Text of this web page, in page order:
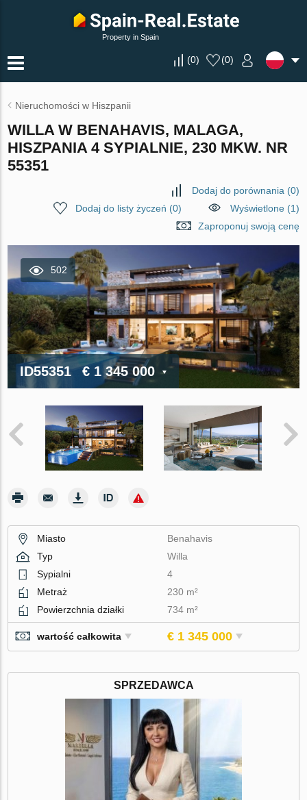
Property in Spain
(0) (0)
Nieruchomości w Hiszpanii
WILLA W BENAHAVIS, MALAGA,
HISZPANIA 4 SYPIALNIE, 230 MKW. NR
55351
Dodaj do porównania (0)
Dodaj do listy życzeń (0)
Wyświetlone (1)
Zaproponuj swoją cenę
502
ID55351 € 1 345 000
Miasto
Benahavis
Typ
Willa
Sypialni
4
Metraż
230 m²
Powierzchnia działki
734 m²
wartość całkowita € 1 345 000
SPRZEDAWCA